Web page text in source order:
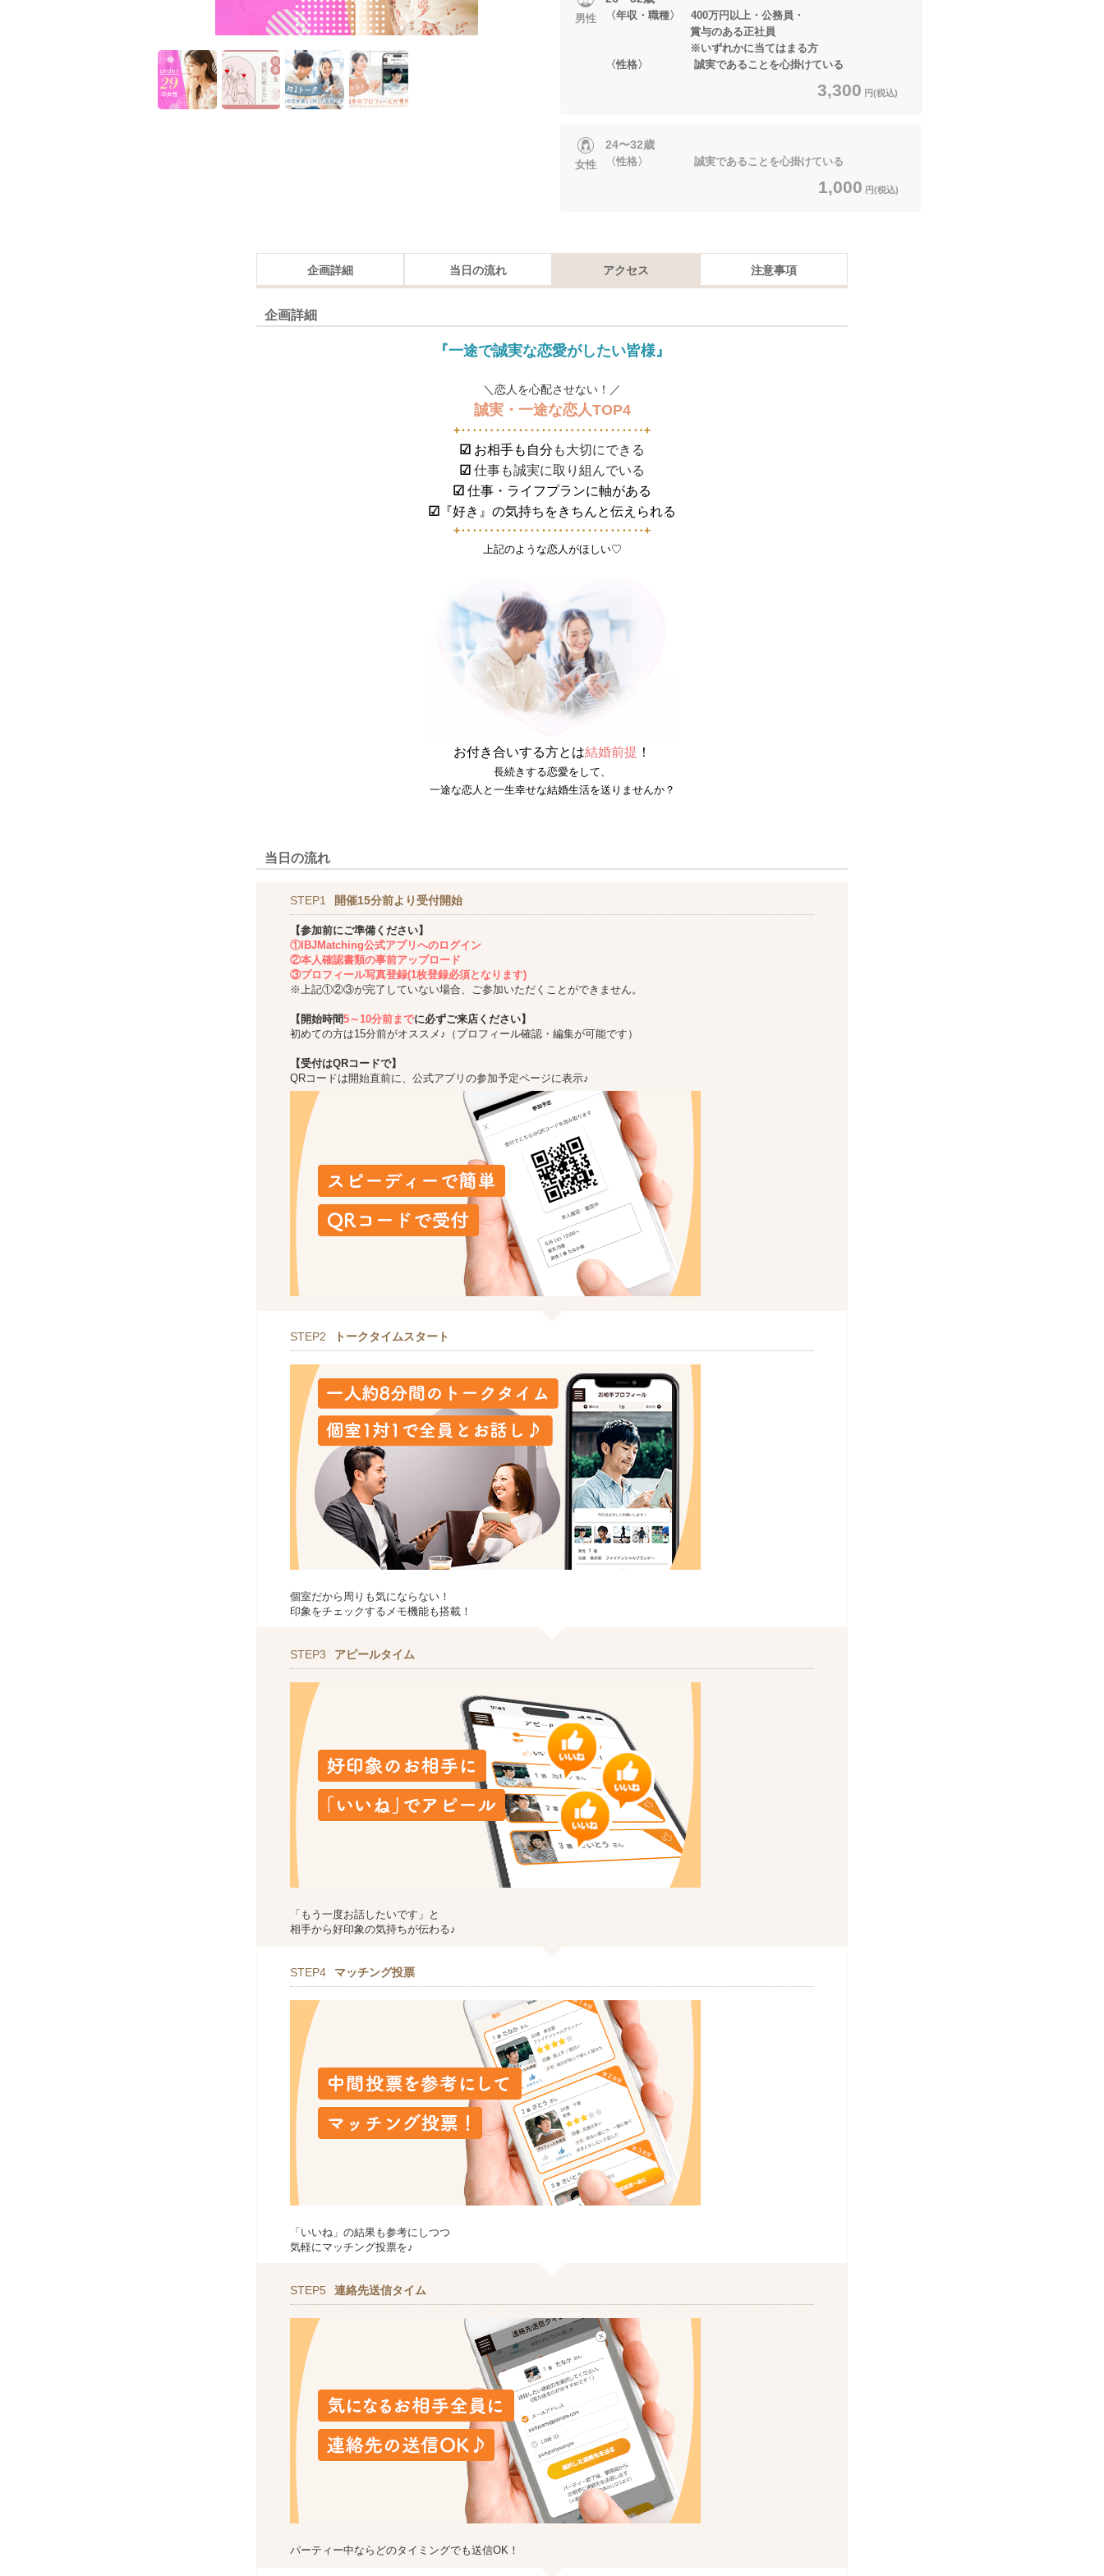
男性
〈年収・職種〉 400万円以上・公務員・
賞与のある正社員
※いずれかに当てはまる方
〈性格〉 誠実であることを心掛けている
3,300 円(税込)
女性
24〜32歳
〈性格〉 誠実であることを心掛けている
1,000 円(税込)
企画詳細 当日の流れ アクセス 注意事項
企画詳細
『一途で誠実な恋愛がしたい皆様』
＼恋人を心配させない！／
誠実・一途な恋人TOP4
+‥‥‥‥‥‥‥‥‥‥‥‥‥‥‥‥+
☑ お相手も自分 も大切にできる
☑ 仕事も誠実に取り組んでいる
☑ 仕事・ライフプランに軸がある
☑
『好き』の気持ちをきちんと伝えられる
+‥‥‥‥‥‥‥‥‥‥‥‥‥‥‥‥+
上記のような恋人がほしい♡
お付き合いする方とは結婚前提 ！
長続きする恋愛をして、
一途な恋人と一生幸せな結婚生活を送りませんか？
当日の流れ
STEP1 開催15分前より受付開始
【参加前にご準備ください】
①IBJMatching公式アプリへのログイン
②本人確認書類の事前アップロード
③プロフィール写真登録(1枚登録必須となります)
※上記①②③が完了していない場合、ご参加いただくことができません。
【開始時間5～10分前までに必ずご来店ください】
初めての方は15分前がオススメ♪（プロフィール確認・編集が可能です）
【受付はQRコードで】
QRコードは開始直前に、公式アプリの参加予定ページに表示♪
STEP2 トークタイムスタート
個室だから周りも気にならない！
印象をチェックするメモ機能も搭載！
STEP3 アピールタイム
「もう一度お話したいです」と
相手から好印象の気持ちが伝わる♪
STEP4 マッチング投票
「いいね」の結果も参考にしつつ
気軽にマッチング投票を♪
STEP5 連絡先送信タイム
パーティー中ならどのタイミングでも送信OK！